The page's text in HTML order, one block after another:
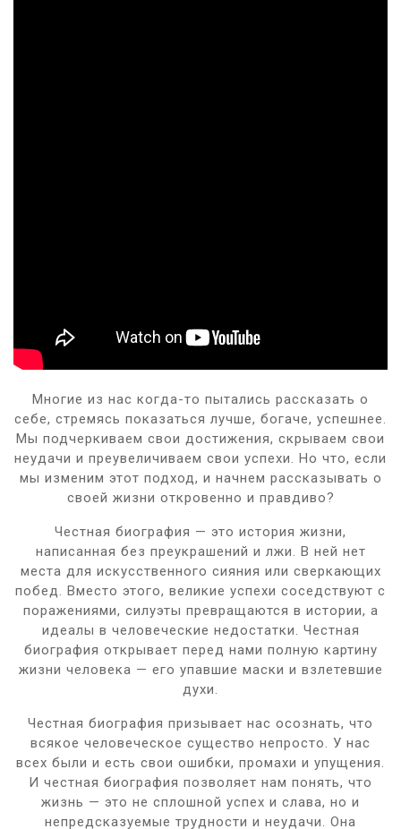
Многие из нас когда-то пытались рассказать о
себе, стремясь показаться лучше, богаче, успешнее.
Мы подчеркиваем свои достижения, скрываем свои
неудачи и преувеличиваем свои успехи. Но что, если
мы изменим этот подход, и начнем рассказывать о
своей жизни откровенно и правдиво?
Честная биография — это история жизни,
написанная без преукрашений и лжи. В ней нет
места для искусственного сияния или сверкающих
побед. Вместо этого, великие успехи соседствуют с
поражениями, силуэты превращаются в истории, а
идеалы в человеческие недостатки. Честная
биография открывает перед нами полную картину
жизни человека — его упавшие маски и взлетевшие
духи.
Честная биография призывает нас осознать, что
всякое человеческое существо непросто. У нас
всех были и есть свои ошибки, промахи и упущения.
И честная биография позволяет нам понять, что
жизнь — это не сплошной успех и слава, но и
непредсказуемые трудности и неудачи. Она